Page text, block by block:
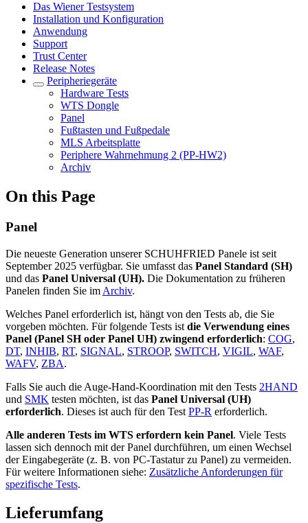
Das Wiener Testsystem
Installation und Konfiguration
Anwendung
Support
Trust Center
Release Notes
Peripheriegeräte
Hardware Tests
WTS Dongle
Panel
Fußtasten und Fußpedale
MLS Arbeitsplatte
Periphere Wahrnehmung 2 (PP-HW2)
Archiv
On this Page
Panel
Die neueste Generation unserer SCHUHFRIED Panele ist seit
September 2025 verfügbar. Sie umfasst das Panel Standard (SH)
und das Panel Universal (UH). Die Dokumentation zu früheren
Panelen finden Sie im Archiv.
Welches Panel erforderlich ist, hängt von den Tests ab, die Sie
vorgeben möchten. Für folgende Tests ist die Verwendung eines
Panel (Panel SH oder Panel UH) zwingend erforderlich: COG,
DT, INHIB, RT, SIGNAL, STROOP, SWITCH, VIGIL, WAF,
WAFV, ZBA.
Falls Sie auch die Auge-Hand-Koordination mit den Tests 2HAND
und SMK testen möchten, ist das Panel Universal (UH)
erforderlich. Dieses ist auch für den Test PP-R erforderlich.
Alle anderen Tests im WTS erfordern kein Panel. Viele Tests
lassen sich dennoch mit der Panel durchführen, um einen Wechsel
der Eingabegeräte (z. B. von PC-Tastatur zu Panel) zu vermeiden.
Für weitere Informationen siehe: Zusätzliche Anforderungen für
spezifische Tests.
Lieferumfang